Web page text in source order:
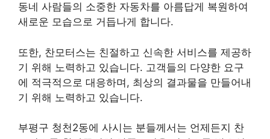
동네 사람들의 소중한 자동차를 아름답게 복원하여
새로운 모습으로 거듭나게 합니다.
또한, 찬모터스는 친절하고 신속한 서비스를 제공하
기 위해 노력하고 있습니다. 고객들의 다양한 요구
에 적극적으로 대응하며, 최상의 결과물을 만들어내
기 위해 노력하고 있습니다.
부평구 청천2동에 사시는 분들께서는 언제든지 찬